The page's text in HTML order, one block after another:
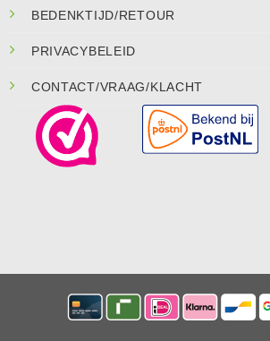
BEDENKTIJD/RETOUR
PRIVACYBELEID
CONTACT/VRAAG/KLACHT